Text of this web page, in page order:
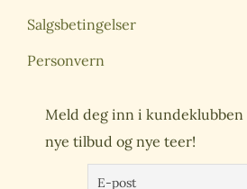
Salgsbetingelser
Personvern
Meld deg inn i kundeklubben
nye tilbud og nye teer!